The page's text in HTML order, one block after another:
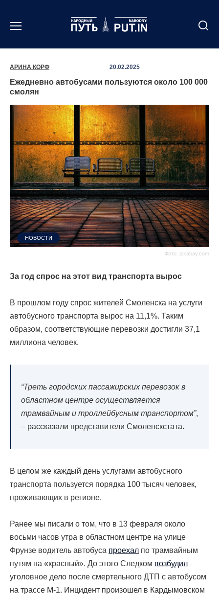
содержанию
АРИНА КОРФ 20.02.2025
Ежедневно автобусами пользуются около 100 000
смолян
Фото: pixabay.com
НОВОСТИ
За год спрос на этот вид транспорта вырос
В прошлом году спрос жителей Смоленска на услуги
автобусного транспорта вырос на 11,1%. Таким
образом, соответствующие перевозки достигли 37,1
миллиона человек.
“Треть городских пассажирских перевозок в
областном центре осуществляется
трамвайным и троллейбусным транспортом”,
– рассказали представители Смоленскстата.
В целом же каждый день услугами автобусного
транспорта пользуется порядка 100 тысяч человек,
проживающих в регионе.
Ранее мы писали о том, что в 13 февраля около
восьми часов утра в областном центре на улице
Фрунзе водитель автобуса проехал по трамвайным
путям на «красный». До этого Следком возбудил
уголовное дело после смертельного ДТП с автобусом
на трассе М-1. Инцидент произошел в Кардымовском